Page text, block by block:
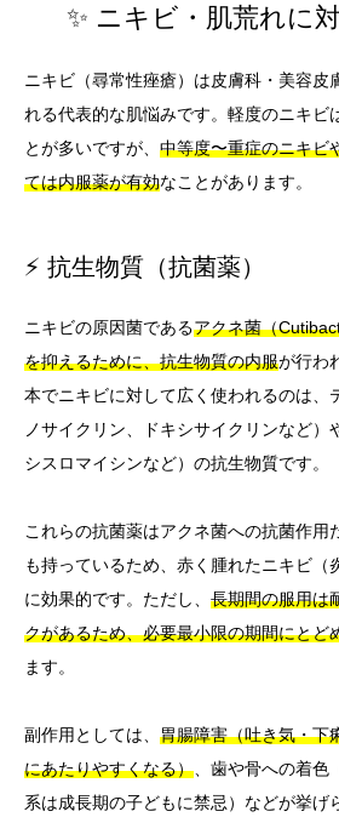
✨ ニキビ・肌荒れに
ニキビ（尋常性痤瘡）は皮膚科・美容皮
れる代表的な肌悩みです。軽度のニキビ
とが多いですが、 中等度〜重症のニキビ
ては内服薬が有効なことがあります。
⚡ 抗生物質（抗菌薬）
ニキビの原因菌であるアクネ菌（
を抑えるために、抗生物質の内服が行わ
本でニキビに対して広く使われるのは、
ノサイクリン、ドキシサイクリンなど）
シスロマイシンなど）の抗生物質です。
これらの抗菌薬はアクネ菌への抗菌作用
も持っているため、赤く腫れたニキビ（
に効果的です。ただし、 長期間の服用は
クがあるため、必要最小限の期間にとど
ます。
副作用としては、 胃腸障害（吐き気・下
にあたりやすくなる） 、歯や骨への着
系は成長期の子どもに禁忌）などが挙げ